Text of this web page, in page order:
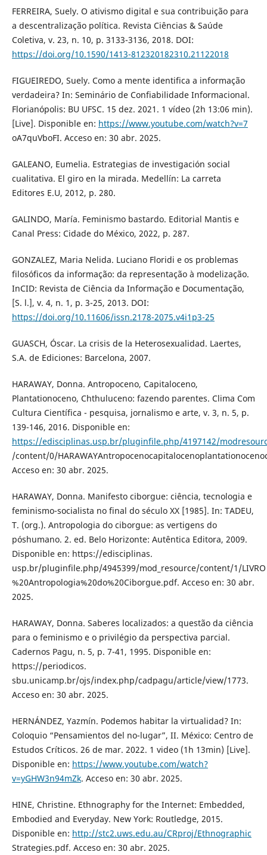
FERREIRA, Suely. O ativismo digital e sua contribuição para
a descentralização política. Revista Ciências & Saúde
Coletiva, v. 23, n. 10, p. 3133-3136, 2018. DOI:
https://doi.org/10.1590/1413-812320182310.21122018
FIGUEIREDO, Suely. Como a mente identifica a informação
verdadeira? In: Seminário de Confiabilidade Informacional.
Florianópolis: BU UFSC. 15 dez. 2021. 1 vídeo (2h 13:06 min).
[Live]. Disponible en: https://www.youtube.com/watch?v=7
oA7quVboFI. Acceso en: 30 abr. 2025.
GALEANO, Eumelia. Estrategias de investigación social
cualitativa. El giro en la mirada. Medellín: La carreta
Editores E.U, 2012, p. 280.
GALINDO, María. Feminismo bastardo. Editorial Mantis e
Canal Press: Cidade do México, 2022, p. 287.
GONZALEZ, Maria Nelida. Luciano Floridi e os problemas
filosóficos da informação: da representação à modelização.
InCID: Revista de Ciência da Informação e Documentação,
[S. l.], v. 4, n. 1, p. 3-25, 2013. DOI:
https://doi.org/10.11606/issn.2178-2075.v4i1p3-25
GUASCH, Óscar. La crisis de la Heterosexualidad. Laertes,
S.A. de Ediciones: Barcelona, 2007.
HARAWAY, Donna. Antropoceno, Capitaloceno,
Plantationoceno, Chthuluceno: fazendo parentes. Clima Com
Cultura Científica - pesquisa, jornalismo e arte, v. 3, n. 5, p.
139-146, 2016. Disponible en:
https://edisciplinas.usp.br/pluginfile.php/4197142/
/content/0/
Acceso en: 30 abr. 2025.
HARAWAY, Donna. Manifesto ciborgue: ciência, tecnologia e
feminismo-socialista no final do século XX [1985]. In: TADEU,
T. (org.). Antropologia do ciborgue: as vertigens do
póshumano. 2. ed. Belo Horizonte: Autêntica Editora, 2009.
Disponible en: https://edisciplinas.
usp.br/pluginfile.php/4945399/mod_resource/content/1/LIVRO
%20Antropologia%20do%20Ciborgue.pdf. Acceso en: 30 abr.
2025.
HARAWAY, Donna. Saberes localizados: a questão da ciência
para o feminismo e o privilégio da perspectiva parcial.
Cadernos Pagu, n. 5, p. 7-41, 1995. Disponible en:
https://periodicos.
sbu.unicamp.br/ojs/index.php/cadpagu/article/view/1773.
Acceso en: 30 abr. 2025.
HERNÁNDEZ, Yazmín. Podemos habitar la virtualidad? In:
Coloquio “Pensamientos del no-lugar”, II. México: Centro de
Estudos Críticos. 26 de mar. 2022. 1 video (1h 13min) [Live].
Disponible en: https://www.youtube.com/watch?
v=yGHW3n94mZk. Acceso en: 30 abr. 2025.
HINE, Christine. Ethnography for the Internet: Embedded,
Embodied and Everyday. New York: Routledge, 2015.
Disponible en: http://stc2.uws.edu.au/CRproj/Ethnographic
Strategies.pdf. Acceso en: 30 abr. 2025.